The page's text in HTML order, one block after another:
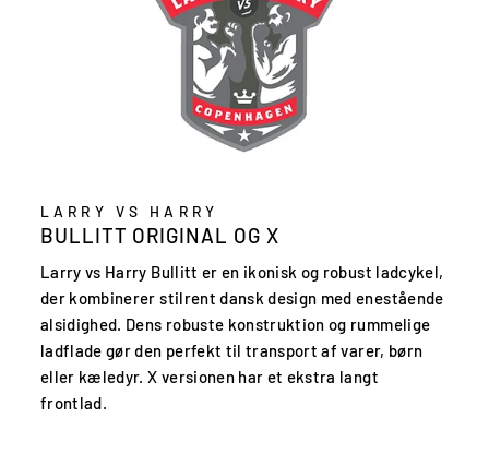
LARRY VS HARRY
BULLITT ORIGINAL OG X
Larry vs Harry Bullitt er en ikonisk og robust ladcykel,
der kombinerer stilrent dansk design med enestående
alsidighed. Dens robuste konstruktion og rummelige
ladflade gør den perfekt til transport af varer, børn
eller kæledyr. X versionen har et ekstra langt
frontlad.